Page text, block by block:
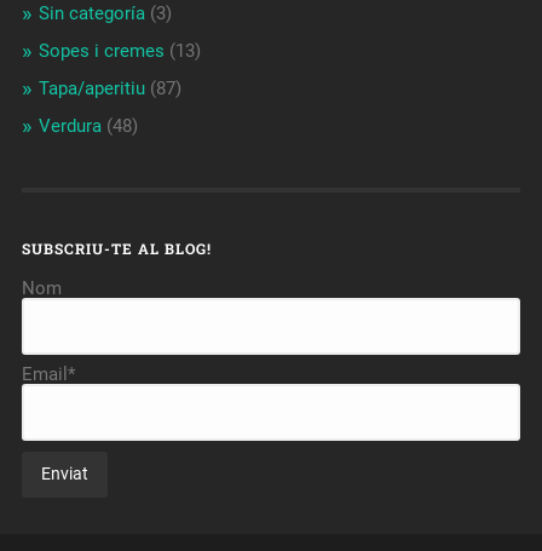
Sin categoría(3)
Sopes i cremes (13)
Tapa/aperitiu(87)
Verdura(48)
SUBSCRIU-TE AL BLOG!
Nom
Email*